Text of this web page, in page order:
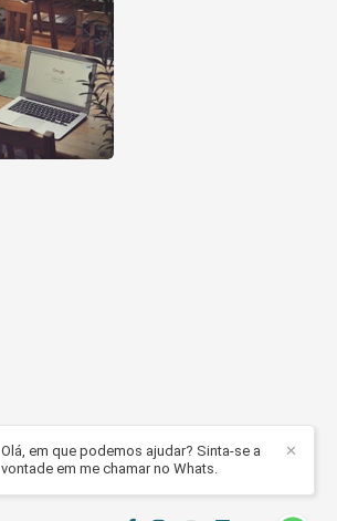
✕
Olá, em que podemos ajudar? Sinta-se a
vontade em me chamar no Whats.